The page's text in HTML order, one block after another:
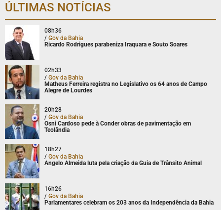
ÚLTIMAS NOTÍCIAS
08h36
/ Gov da Bahia
Ricardo Rodrigues parabeniza Iraquara e Souto Soares
02h33
/ Gov da Bahia
Matheus Ferreira registra no Legislativo os 64 anos de Campo
Alegre de Lourdes
20h28
/ Gov da Bahia
Osni Cardoso pede à Conder obras de pavimentação em
Teolândia
18h27
/ Gov da Bahia
Angelo Almeida luta pela criação da Guia de Trânsito Animal
16h26
/ Gov da Bahia
Parlamentares celebram os 203 anos da Independência da Bahia